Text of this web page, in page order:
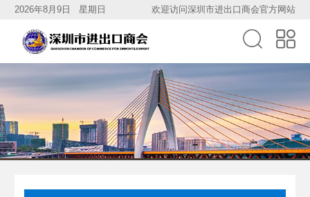
2026年8月9日 星期日 欢迎访问深圳市进出口商会官方网站